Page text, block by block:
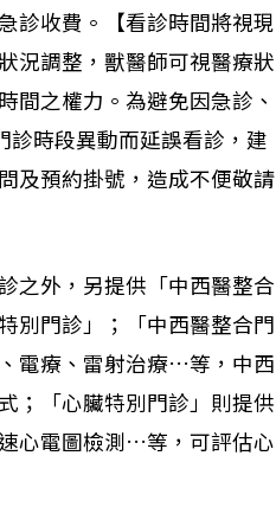
診收費。【看診時間將視現
況調整，獸醫師可視醫療狀
間之權力。為避免因急診、
診時段異動而延誤看診，建
及預約掛號，造成不便敬請
之外，另提供「中西醫整合
別門診」；「中西醫整合門
電療、雷射治療…等，中西
；「心臟特別門診」則提供
心電圖檢測…等，可評估心